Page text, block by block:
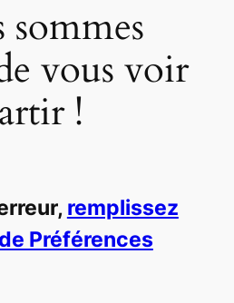
vous voir
!
remplissez
Préférences